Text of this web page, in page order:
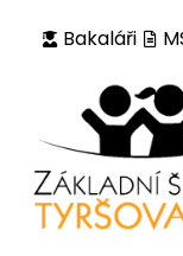
Bakaláři